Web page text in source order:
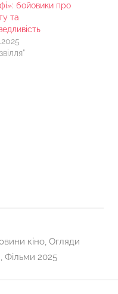
бойовики про
та
кіно, Огляди
, Фільми 2025